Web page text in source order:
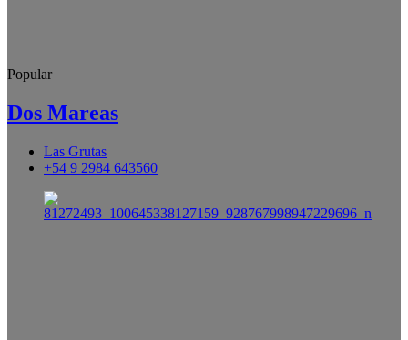
Popular
Dos Mareas
Las Grutas
+54 9 2984 643560